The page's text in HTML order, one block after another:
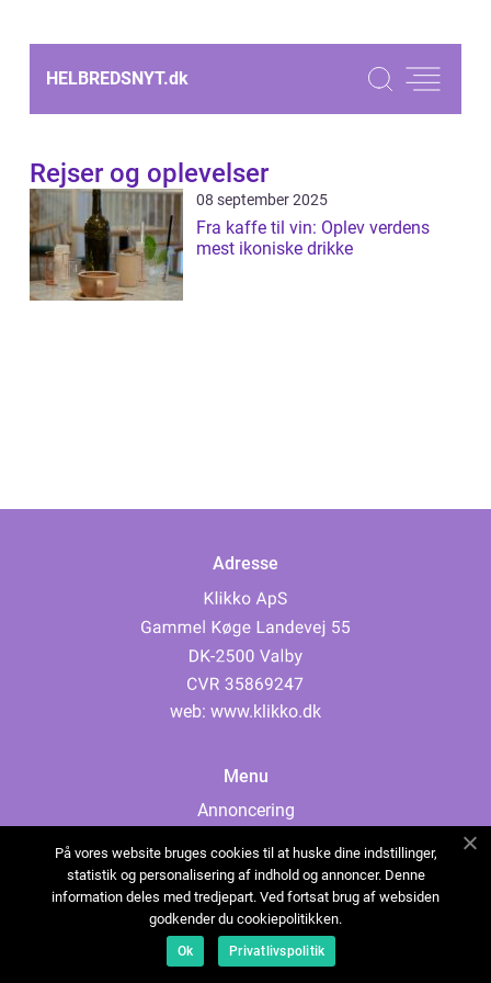
HELBREDSNYT.dk
Rejser og oplevelser
08 september 2025
Fra kaffe til vin: Oplev verdens
mest ikoniske drikke
Adresse
web: www.klikko.dk
Menu
Annoncering
Cookies
Kontakt os
Sitemap
På vores website bruges cookies til at huske dine indstillinger,
statistik og personalisering af indhold og annoncer. Denne
information deles med tredjepart. Ved fortsat brug af websiden
godkender du cookiepolitikken.
Ok Privatlivspolitik